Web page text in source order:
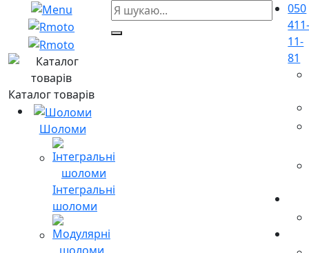
Каталог товарів
Шоломи
Інтегральні
шоломи
050
11-
81